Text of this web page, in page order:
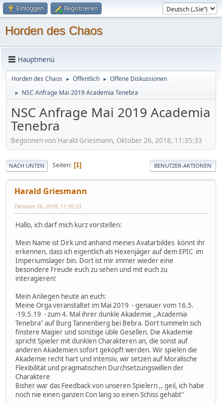
Einloggen Registrieren
Horden des Chaos
Hauptmenü
Horden des Chaos ► Öffentlich ► Offene Diskussionen
► NSC Anfrage Mai 2019 Academia Tenebra
NSC Anfrage Mai 2019 Academia
Tenebra
Begonnen von Harald Griesmann, Oktober 26, 2018, 11:35:33
NACH UNTEN Seiten 1 BENUTZER-AKTIONEN
Harald Griesmann
Oktober 26, 2018, 11:35:33
Hallo, ich darf mich kurz vorstellen:
Mein Name ist Dirk und anhand meines Avatarbildes könnt ihr
erkennen, dass ich eigentlich als Hexenjäger auf dem EPIC im
Imperiumslager bin. Dort ist mir immer wieder eine
besondere Freude euch zu sehen und mit euch zu
interagieren!
Mein Anliegen heute an euch:
Meine Orga veranstaltet im Mai 2019 - genauer vom 16.5.
-19.5.19 - zum 4. Mal ihrer dunkle Akademie ,,Academia
Tenebra" auf Burg Tannenberg bei Bebra. Dort tummeln sich
finstere Magier und sonstige üble Gesellen. Die Akademie
spricht Spieler mit dunklen Charakteren an, die sonst auf
anderen Akademien sofort geköpft werden. Wir spielen die
Akademie recht hart und intensiv, wir setzen auf Moralische
Flexibilität und pragmatischen Durchsetzungswillen der
Charaktere
Bisher war das Feedback von unseren Spielern ,, geil, ich habe
noch nie einen ganzen Con lang so einen Schiss gehabt"